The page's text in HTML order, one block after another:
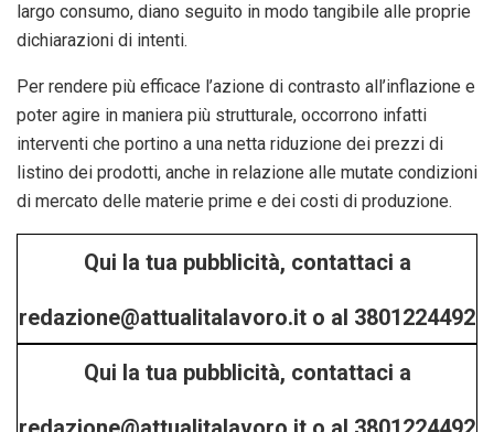
largo consumo, diano seguito in modo tangibile alle proprie
dichiarazioni di intenti.
Per rendere più efficace l’azione di contrasto all’inflazione e
poter agire in maniera più strutturale, occorrono infatti
interventi che portino a una netta riduzione dei prezzi di
listino dei prodotti, anche in relazione alle mutate condizioni
di mercato delle materie prime e dei costi di produzione.
Qui la tua pubblicità, contattaci a
redazione@attualitalavoro.it o al 3801224492
/ 3402295453!
Qui la tua pubblicità, contattaci a